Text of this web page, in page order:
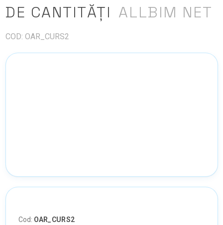
DE CANTITĂȚI ALLBIM NET
COD: OAR_CURS2
Cod: OAR_CURS2